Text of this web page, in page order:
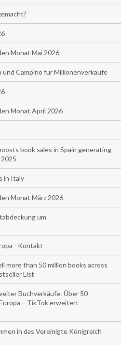
Monat Mai 2026
Campino für Millionenverkäufe
Monat April 2026
book sales in Spain generating
in Italy
Monat März 2026
um
- Kontakt
more than 50 million books across
List
Buchverkäufe: Über 50
– TikTok erweitert
in das Vereinigte Königreich